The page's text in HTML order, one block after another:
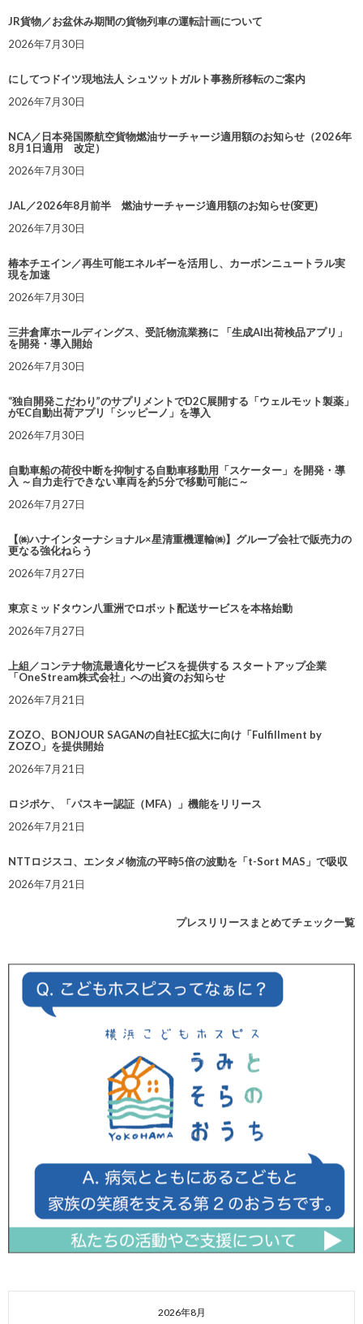
JR貨物／お盆休み期間の貨物列車の運転計画について
2026年7月30日
にしてつドイツ現地法人 シュツットガルト事務所移転のご案内
2026年7月30日
NCA／日本発国際航空貨物燃油サーチャージ適用額のお知らせ（2026年
8月1日適用 改定）
2026年7月30日
JAL／2026年8月前半 燃油サーチャージ適用額のお知らせ(変更)
2026年7月30日
椿本チエイン／再生可能エネルギーを活用し、カーボンニュートラル実
現を加速
2026年7月30日
三井倉庫ホールディングス、受託物流業務に 「生成AI出荷検品アプリ」
を開発・導入開始
2026年7月30日
“独自開発こだわり”のサプリメントでD2C展開する「ウェルモット製薬」
がEC自動出荷アプリ「シッピーノ」を導入
2026年7月30日
自動車船の荷役中断を抑制する自動車移動用「スケーター」を開発・導
入 ～自力走行できない車両を約5分で移動可能に～
2026年7月27日
【㈱ハナインターナショナル×星清重機運輸㈱】グループ会社で販売力の
更なる強化ねらう
2026年7月27日
東京ミッドタウン八重洲でロボット配送サービスを本格始動
2026年7月27日
上組／コンテナ物流最適化サービスを提供する スタートアップ企業
「OneStream株式会社」への出資のお知らせ
2026年7月21日
ZOZO、BONJOUR SAGANの自社EC拡大に向け「Fulfillment by
ZOZO」を提供開始
2026年7月21日
ロジポケ、「パスキー認証（MFA）」機能をリリース
2026年7月21日
NTTロジスコ、エンタメ物流の平時5倍の波動を「t-Sort MAS」で吸収
2026年7月21日
プレスリリースまとめてチェック一覧
2026年8月